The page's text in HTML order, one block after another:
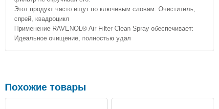
Этот продукт часто ищут по ключевым словам: Очиститель,
спрей, квадроцикл
Применение RAVENOL® Air Filter Clean Spray обеспечивает:
Идеальное очищение, полностью удал
Похожие товары